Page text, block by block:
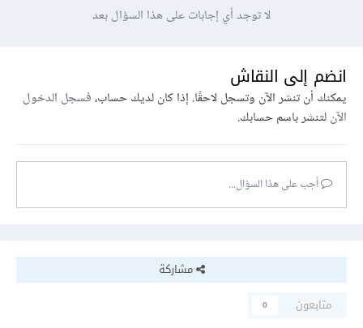
لا توجد أي إجابات على هذا السؤال بعد
انضم إلى النقاش
يمكنك أن تنشر الآن وتسجل لاحقًا. إذا كان لديك حساب،فسجل الدخول
الآنلتنشر باسم حسابك.
أجب على هذا السؤال...
مشاركة
متابعون
0